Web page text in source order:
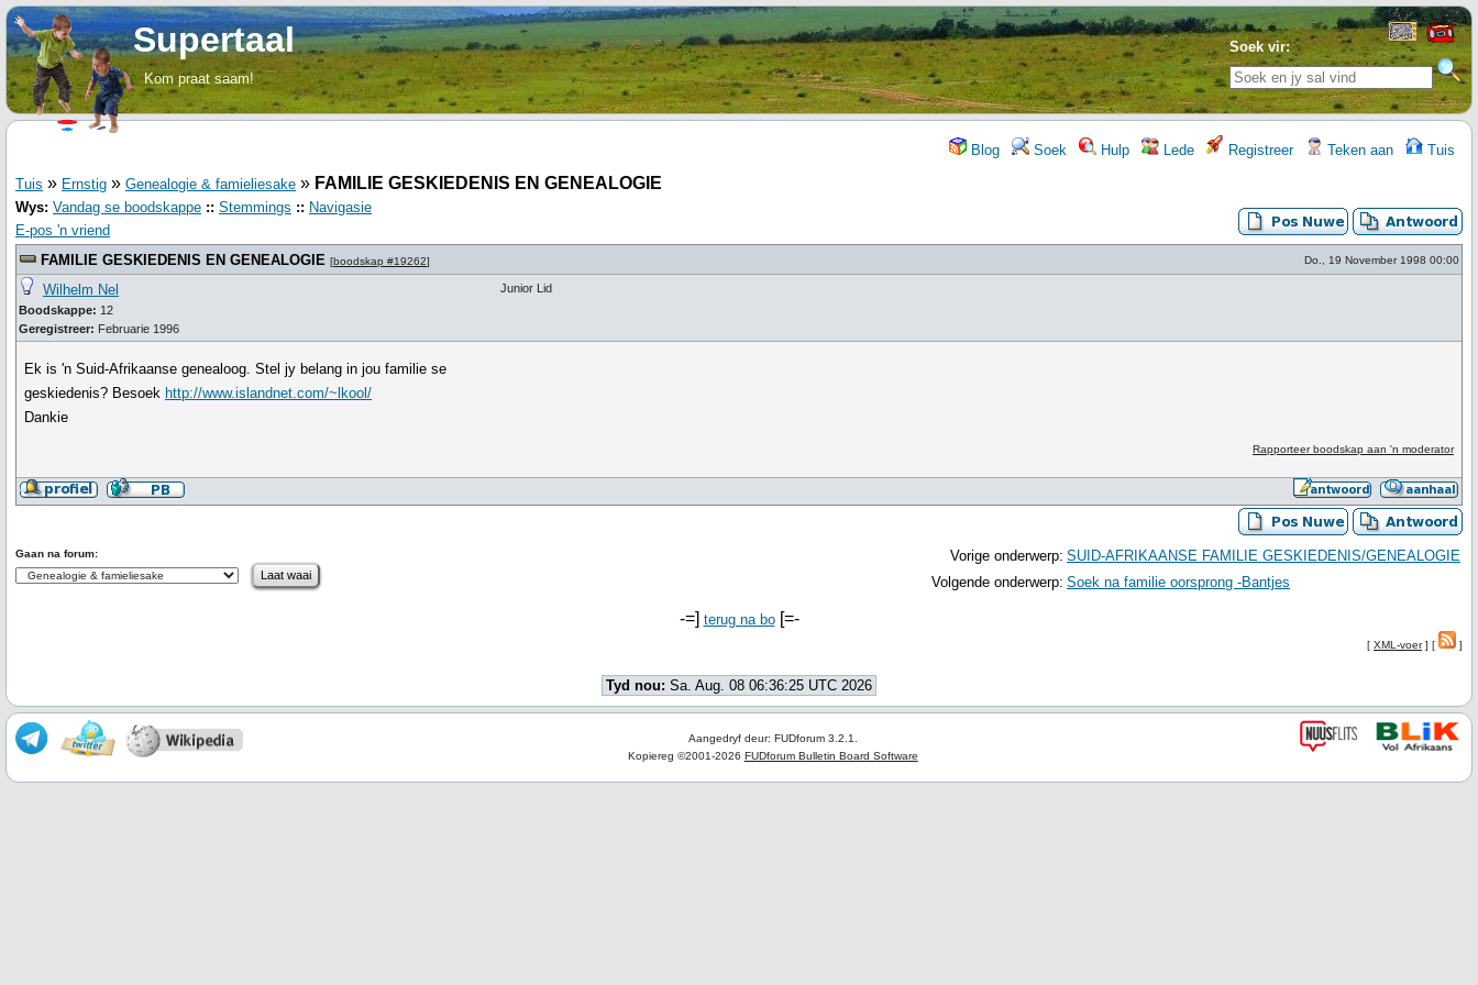
Soek vir:
Supertaal
Kom praat saam!
Blog Soek Hulp Lede Registreer Teken aan Tuis
Tuis » Ernstig » Genealogie & famieliesake » FAMILIE GESKIEDENIS EN GENEALOGIE
Wys: Vandag se boodskappe :: Stemmings :: Navigasie
E-pos 'n vriend
FAMILIE GESKIEDENIS EN GENEALOGIE [boodskap #19262] Do., 19 November 1998 00:00
Wilhelm Nel
Boodskappe: 12
Geregistreer: Februarie 1996
Junior Lid
Ek is 'n Suid-Afrikaanse genealoog. Stel jy belang in jou familie se
geskiedenis? Besoek http://www.islandnet.com/~lkool/
Dankie
Rapporteer boodskap aan 'n moderator
Vorige onderwerp: SUID-AFRIKAANSE FAMILIE GESKIEDENIS/GENEALOGIE
Volgende onderwerp: Soek na familie oorsprong -Bantjes
Gaan na forum:
-=] terug na bo[=-
[ XML-voer] [ ]
Tyd nou: Sa. Aug. 08 06:36:25 UTC 2026
Aangedryf deur: FUDforum 3.2.1.
Kopiereg ©2001-2026 FUDforum Bulletin Board Software